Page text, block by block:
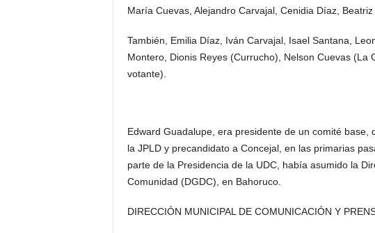
María Cuevas, Alejandro Carvajal, Cenidia Díaz,
También, Emilia Díaz, Iván Carvajal, Isael Santana,
Montero, Dionis Reyes (Currucho), Nelson Cuevas (La
votante).
Edward Guadalupe, era presidente de un comité
la JPLD y precandidato a Concejal, en las primarias
parte de la Presidencia de la UDC, había asumido la
Comunidad (DGDC), en Bahoruco.
DIRECCIÓN MUNICIPAL DE COMUNICACIÓN Y